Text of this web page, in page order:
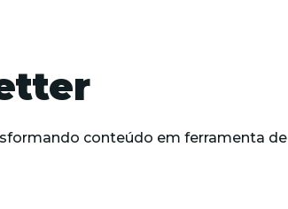
conteúdo em ferramenta de